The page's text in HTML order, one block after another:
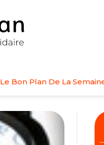
Le Bon Plan De La